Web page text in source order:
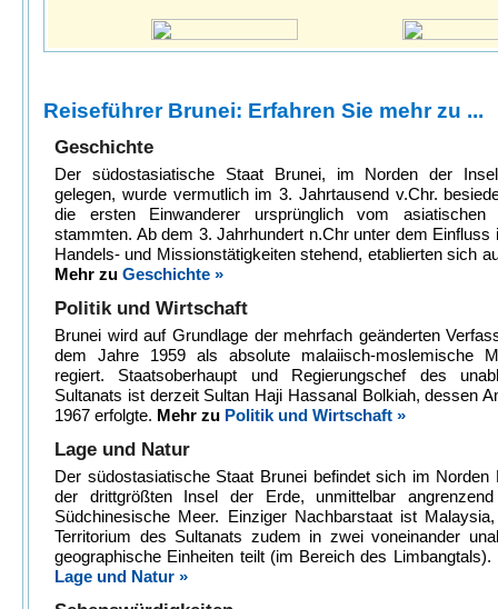
Reiseführer Brunei: Erfahren Sie mehr zu ...
Geschichte
Der südostasiatische Staat Brunei, im Norden der
gelegen, wurde vermutlich im 3. Jahrtausend v.Chr.
die ersten Einwanderer ursprünglich vom asiatischen
stammten. Ab dem 3. Jahrhundert n.Chr unter dem Einfluss
Handels- und Missionstätigkeiten stehend, etablierten sich
Mehr zu Geschichte »
Politik und Wirtschaft
Brunei wird auf Grundlage der mehrfach geänderten
dem Jahre 1959 als absolute malaiisch-moslemische
regiert. Staatsoberhaupt und Regierungschef des
Sultanats ist derzeit Sultan Haji Hassanal Bolkiah, dessen
1967 erfolgte. Mehr zu Politik und Wirtschaft »
Lage und Natur
Der südostasiatische Staat Brunei befindet sich im Norden
der drittgrößten Insel der Erde, unmittelbar
Südchinesische Meer. Einziger Nachbarstaat ist
Territorium des Sultanats zudem in zwei voneinander
geographische Einheiten teilt (im Bereich des Limbangtals).
Lage und Natur »